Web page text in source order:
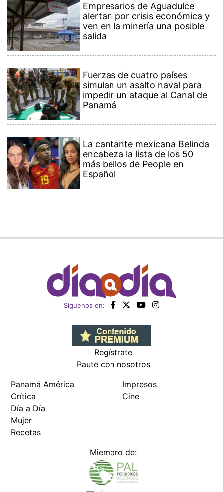
Empresarios de Aguadulce
alertan por crisis económica y
ven en la minería una posible
salida
Fuerzas de cuatro países
simulan un asalto naval para
impedir un ataque al Canal de
Panamá
La cantante mexicana Belinda
encabeza la lista de los 50
más bellos de People en
Español
Siguenos en:
Regístrate
Paute con nosotros
Panamá América
Crítica
Día a Día
Mujer
Recetas
Impresos
Cine
Miembro de: